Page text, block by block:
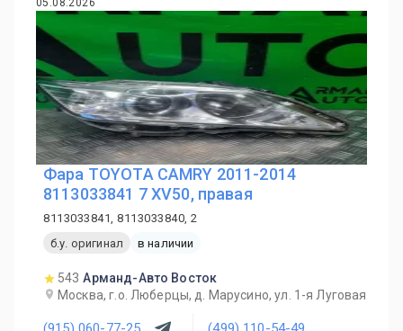
05.08.2026
Фара TOYOTA CAMRY 2011-2014
8113033841 7 XV50, правая
8113033841, 8113033840, 2
б.у. оригинал
в наличии
543 Арманд-Авто Восток
Москва, г.о. Люберцы, д. Марусино, ул. 1-я Луговая